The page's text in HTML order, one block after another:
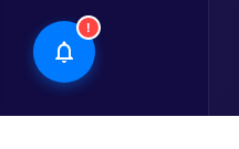
!